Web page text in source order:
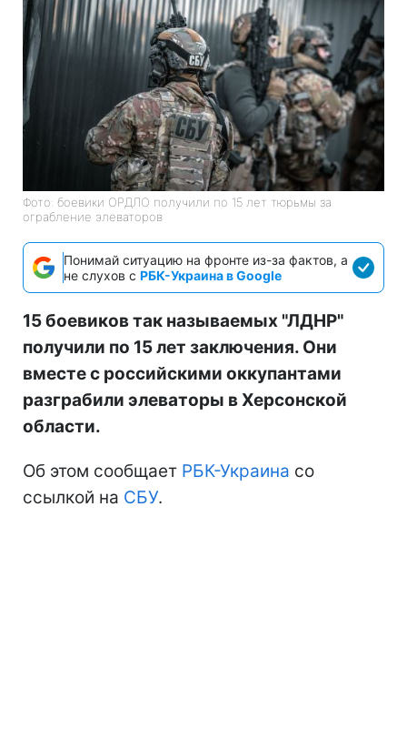
Фото: боевики ОРДЛО получили по 15 лет тюрьмы за
ограбление элеваторов
Понимай ситуацию на фронте из-за фактов, а
не слухов с РБК-Украина в Google
15 боевиков так называемых "ЛДНР"
получили по 15 лет заключения. Они
вместе с российскими оккупантами
разграбили элеваторы в Херсонской
области.
Об этом сообщает РБК-Украина со
ссылкой на СБУ.